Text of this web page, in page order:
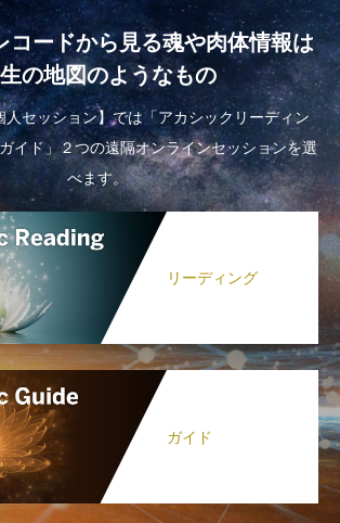
コードから見る魂や肉体情報は
の地図のようなもの
人セッション】では「アカシックリーディン
イド」２つの遠隔オンラインセッションを選
べます。
リーディング
ガイド